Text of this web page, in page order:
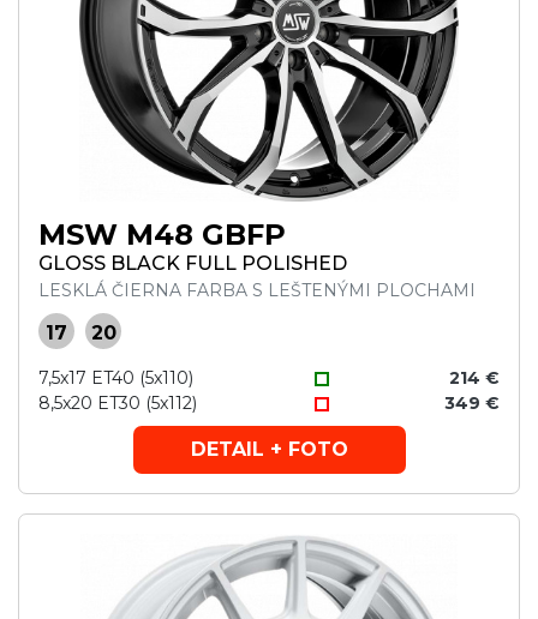
MSW M48 GBFP
GLOSS BLACK FULL POLISHED
LESKLÁ ČIERNA FARBA S LEŠTENÝMI PLOCHAMI
17 20
7,5x17 ET40 (5x110)
214 €
8,5x20 ET30 (5x112)
349 €
DETAIL + FOTO